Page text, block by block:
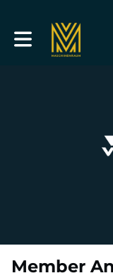
Toggle main
Member